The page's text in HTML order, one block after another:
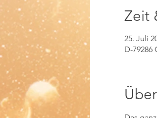
Zeit
25. Juli
D-79286